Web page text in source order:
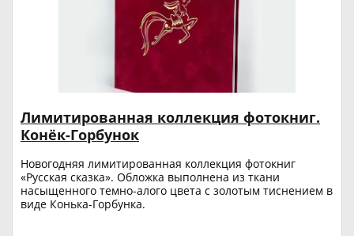
Лимитированная коллекция фотокниг.
Конёк-Горбунок
Новогодняя лимитированная коллекция фотокниг
«Русская сказка». Обложка выполнена из ткани
насыщенного темно-алого цвета с золотым тиснением в
виде Конька-Горбунка.